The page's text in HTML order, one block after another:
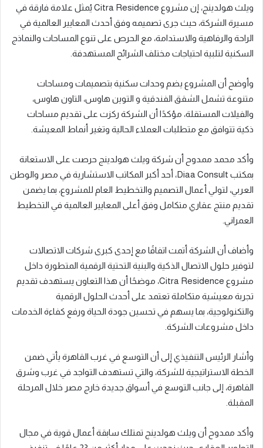
ويلث هولدينج، إن مشروع Citra Residence يُمثل علامة فارقة في
مسيرة الشركة، حيث جرى تصميمه وفق أحدث المعايير العالمية في
الراحة والرفاهية والاستدامة، مع الحرص على تنوع المساحات والنماذج
السكنية لتلبية احتياجات مختلف الشرائح المستهدفة.
وأوضح أن المشروع يضم وحدات سكنية بتصميمات ومساحات
متنوعة تشمل الشقق الفندقية و التوين هاوس، التاون هاوس،
والفيلات المستقلة، مؤكدًا أن الشركة ركزت على تقديم مساحات
ذكية تتوافق مع متطلبات العملاء الحالية وتغير أنماط المعيشة.
وأكد محمد ممدوح أن شركة ويلث هولدينج حرصت على الاستعانة
بمكتب Diaa Consult، أحد أكبر المكاتب الاستشارية في مصر والوطن
العربي، لتولي أعمال التصميم والتخطيط العام للمشروع، بما يضمن
تقديم منتج عقاري متكامل وفق أعلى المعايير العالمية في التخطيط
العمراني.
وأضاف أن الشركة أتمت اتفاقًا مع إحدى كبرى شركات الاتصالات
لتوفير حلول الاتصال الذكية والبنية التحتية الرقمية المتطورة داخل
مشروع Citra Residence، موضحًا أن هذا التعاون يستهدف تقديم
تجربة معيشية متكاملة تعتمد على أحدث الحلول الرقمية
والتكنولوجية، بما يسهم في تحسين جودة الحياة ورفع كفاءة الخدمات
داخل مشروعات الشركة.
وأشار الرئيس التنفيذي إلى أن التوسع في غرب القاهرة يأتي ضمن
الخطة الاستراتيجية للشركة، والتي تستهدف التواجد في غرب وشرق
القاهرة، إلى جانب التوسع في أسواق جديدة خارج مصر خلال المرحلة
المقبلة.
وأكد ممدوح أن ويلث هولدينج تمتلك سابقة أعمال قوية في مجال